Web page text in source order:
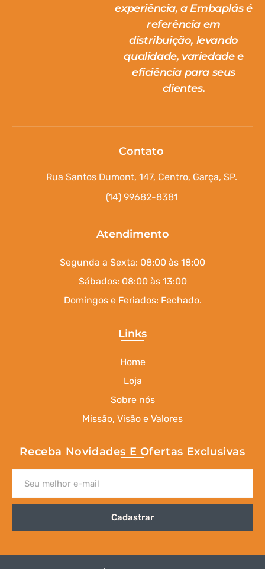
experiência, a Embaplás é
referência em
distribuição, levando
qualidade, variedade e
eficiência para seus
clientes.
Contato
Rua Santos Dumont, 147, Centro, Garça, SP.
(14) 99682-8381
Atendimento
Segunda a Sexta: 08:00 às 18:00
Sábados: 08:00 às 13:00
Domingos e Feriados: Fechado.
Links
Home
Loja
Sobre nós
Missão, Visão e Valores
Receba Novidades E Ofertas Exclusivas
Cadastrar